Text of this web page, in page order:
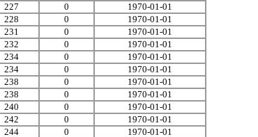
227
0
1970-01-01
228
0
1970-01-01
231
0
1970-01-01
232
0
1970-01-01
234
0
1970-01-01
234
0
1970-01-01
238
0
1970-01-01
238
0
1970-01-01
240
0
1970-01-01
242
0
1970-01-01
244
0
1970-01-01